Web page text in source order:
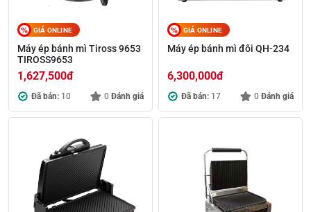
GIÁ ONLINE
Máy ép bánh mì Tiross 9653
TIROSS9653
1,627,500đ
Đã bán: 10 0 Đánh giá
GIÁ ONLINE
Máy ép bánh mì đôi QH-234
6,300,000đ
Đã bán: 17 0 Đánh giá